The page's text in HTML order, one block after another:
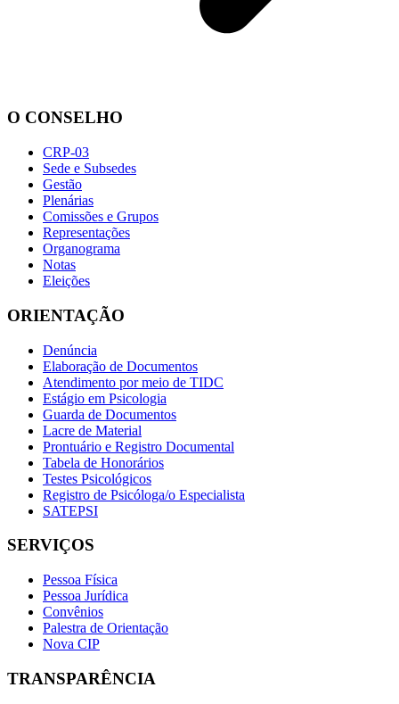
O CONSELHO
CRP-03
Sede e Subsedes
Gestão
Plenárias
Comissões e Grupos
Representações
Organograma
Notas
Eleições
ORIENTAÇÃO
Denúncia
Elaboração de Documentos
Atendimento por meio de TIDC
Estágio em Psicologia
Guarda de Documentos
Lacre de Material
Prontuário e Registro Documental
Tabela de Honorários
Testes Psicológicos
Registro de Psicóloga/o Especialista
SATEPSI
SERVIÇOS
Pessoa Física
Pessoa Jurídica
Convênios
Palestra de Orientação
Nova CIP
TRANSPARÊNCIA